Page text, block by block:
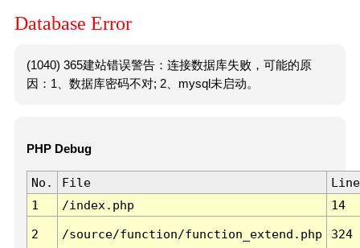
Database Error
(1040) 365建站错误警告：连接数据库失败，可能的原
因：1、数据库密码不对; 2、mysql未启动。
PHP Debug
No. File
Line
1
/index.php 14
2 /source/function/function_extend.php 324